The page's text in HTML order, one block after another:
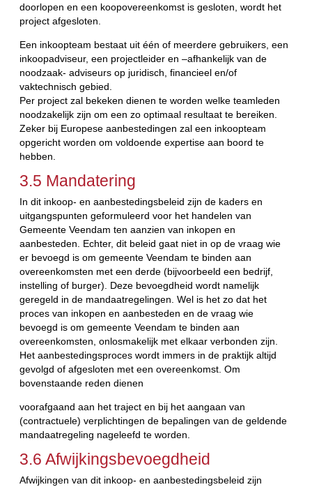
doorlopen en een koopovereenkomst is gesloten, wordt het
project afgesloten.
Een inkoopteam bestaat uit één of meerdere gebruikers, een
inkoopadviseur, een projectleider en –afhankelijk van de
noodzaak- adviseurs op juridisch, financieel en/of
vaktechnisch gebied.
Per project zal bekeken dienen te worden welke teamleden
noodzakelijk zijn om een zo optimaal resultaat te bereiken.
Zeker bij Europese aanbestedingen zal een inkoopteam
opgericht worden om voldoende expertise aan boord te
hebben.
3.5 Mandatering
In dit inkoop- en aanbestedingsbeleid zijn de kaders en
uitgangspunten geformuleerd voor het handelen van
Gemeente Veendam ten aanzien van inkopen en
aanbesteden. Echter, dit beleid gaat niet in op de vraag wie
er bevoegd is om gemeente Veendam te binden aan
overeenkomsten met een derde (bijvoorbeeld een bedrijf,
instelling of burger). Deze bevoegdheid wordt namelijk
geregeld in de mandaatregelingen. Wel is het zo dat het
proces van inkopen en aanbesteden en de vraag wie
bevoegd is om gemeente Veendam te binden aan
overeenkomsten, onlosmakelijk met elkaar verbonden zijn.
Het aanbestedingsproces wordt immers in de praktijk altijd
gevolgd of afgesloten met een overeenkomst. Om
bovenstaande reden dienen
voorafgaand aan het traject en bij het aangaan van
(contractuele) verplichtingen de bepalingen van de geldende
mandaatregeling nageleefd te worden.
3.6 Afwijkingsbevoegdheid
Afwijkingen van dit inkoop- en aanbestedingsbeleid zijn